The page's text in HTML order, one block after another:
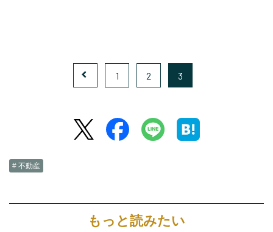
1 2 3
# 不動産
もっと読みたい